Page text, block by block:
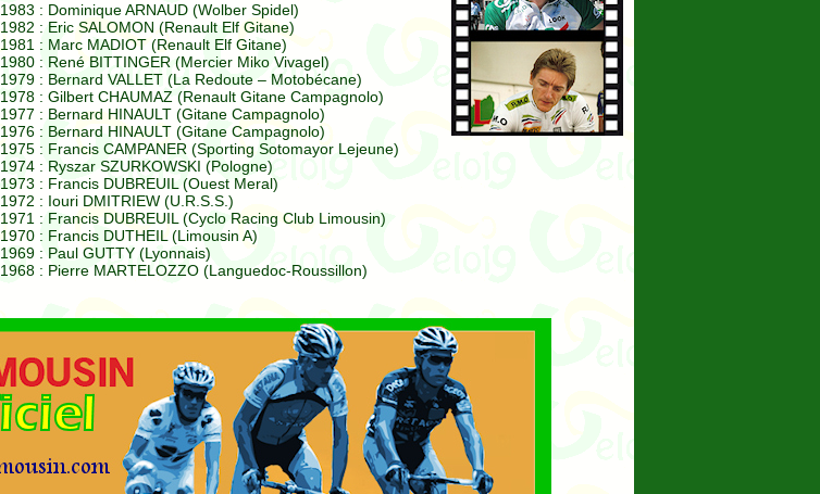
1983 : Dominique ARNAUD (Wolber Spidel)
1982 : Eric SALOMON (Renault Elf Gitane)
1981 : Marc MADIOT (Renault Elf Gitane)
1980 : René BITTINGER (Mercier Miko Vivagel)
1979 : Bernard VALLET (La Redoute – Motobécane)
1978 : Gilbert CHAUMAZ (Renault Gitane Campagnolo)
1977 : Bernard HINAULT (Gitane Campagnolo)
1976 : Bernard HINAULT (Gitane Campagnolo)
1975 : Francis CAMPANER (Sporting Sotomayor Lejeune)
1974 : Ryszar SZURKOWSKI (Pologne)
1973 : Francis DUBREUIL (Ouest Meral)
1972 : Iouri DMITRIEW (U.R.S.S.)
1971 : Francis DUBREUIL (Cyclo Racing Club Limousin)
1970 : Francis DUTHEIL (Limousin A)
1969 : Paul GUTTY (Lyonnais)
1968 : Pierre MARTELOZZO (Languedoc-Roussillon)